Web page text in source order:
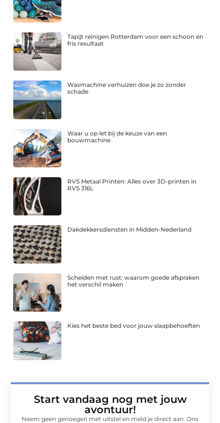
Tapijt reinigen Rotterdam voor een schoon en
fris resultaat
Wasmachine verhuizen doe je zo zonder
schade
Waar u op let bij de keuze van een
bouwmachine
RVS Metaal Printen: Alles over 3D-printen in
RVS 316L
Dakdekkersdiensten in Midden-Nederland
Scheiden met rust: waarom goede afspraken
het verschil maken
Kies het beste bed voor jouw slaapbehoeften
Start vandaag nog met jouw
avontuur!
Neem geen genoegen met uitstel en meld je direct aan. Ons